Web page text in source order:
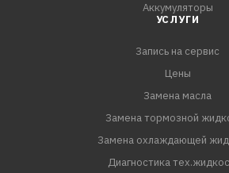
Аккумуляторы
УСЛУГИ
Запись на сервис
Цены
Замена масла
Замена тормозной
Замена охлаждающей
Диагностика